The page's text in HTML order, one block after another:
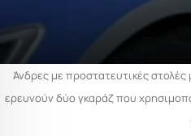
Άνδρες με προστατευτικές
ερευνούν δύο γκαράζ που